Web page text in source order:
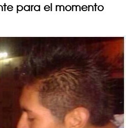
para el momento